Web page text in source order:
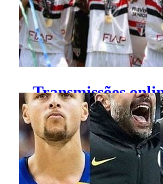
Transmissões
alcançam 13